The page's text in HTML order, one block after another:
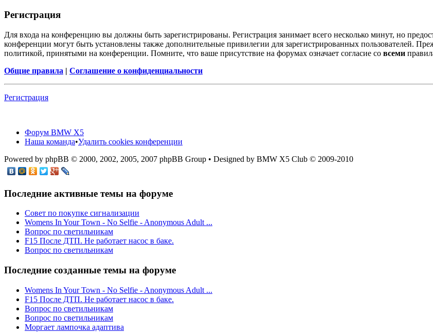
Регистрация
Для входа на конференцию вы должны быть зарегистрированы. Регистрация занимает всего несколько минут, но
конференции могут быть установлены также дополнительные привилегии для зарегистрированных пользователей.
политикой, принятыми на конференции. Помните, что ваше присутствие на форумах означает согласие со всеми
Общие правила | Соглашение о конфиденциальности
Регистрация
Форум BMW X5
Наша команда•Удалить cookies конференции
Powered by phpBB © 2000, 2002, 2005, 2007 phpBB Group • Designed by BMW X5 Club © 2009-2010
Последние активные темы на форуме
Cовет по покупке сигнализации
Womens In Your Town - No Selfie - Anonymous Adult ...
Вопрос по светильникам
F15 После ДТП. Не работает насос в баке.
Вопрос по светильникам
Последние созданные темы на форуме
Womens In Your Town - No Selfie - Anonymous Adult ...
F15 После ДТП. Не работает насос в баке.
Вопрос по светильникам
Вопрос по светильникам
Моргает лампочка адаптива